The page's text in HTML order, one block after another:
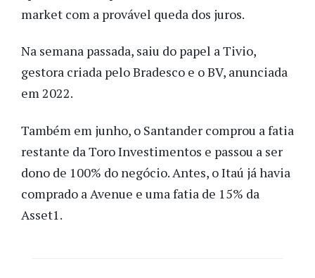
market com a provável queda dos juros.
Na semana passada, saiu do papel a Tivio,
gestora criada pelo Bradesco e o BV, anunciada
em 2022.
Também em junho, o Santander comprou a fatia
restante da Toro Investimentos e passou a ser
dono de 100% do negócio. Antes, o Itaú já havia
comprado a Avenue e uma fatia de 15% da
Asset1.